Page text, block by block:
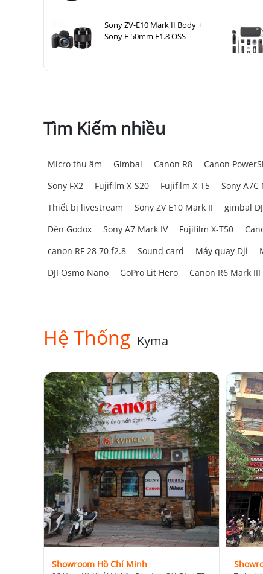
Sony ZV-E10 Mark II Body +
Sony E 50mm F1.8 OSS
Tìm Kiếm nhiều
Micro thu âm Gimbal Canon R8 Canon
Sony FX2
Fujifilm X-S20 Fujifilm X-T5 Sony A7C
Thiết bị livestream
Sony ZV E10 Mark II gimbal
Đèn Godox
Sony A7 Mark IV Fujifilm X-T50
canon RF 28 70 f2.8
Sound card Máy quay Dji
DJI Osmo Nano
GoPro Lit Hero Canon R6 Mark III
Hệ Thống Kyma
Showroom Hồ Chí Minh